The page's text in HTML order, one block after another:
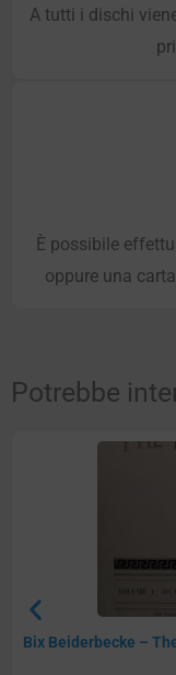
A tutti i dischi
È possibile
oppure una
Potrebbe
Bix Beiderbecke –